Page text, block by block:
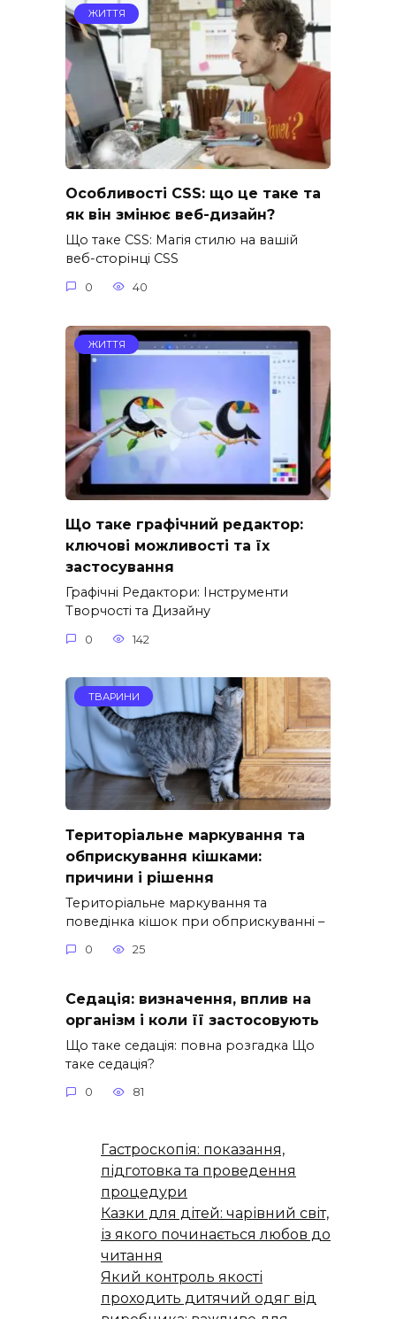
ЖИТТЯ
Особливості CSS: що це таке та
як він змінює веб-дизайн?
Що таке CSS: Магія стилю на вашій
веб-сторінці CSS
0 40
ЖИТТЯ
Що таке графічний редактор:
ключові можливості та їх
застосування
Графічні Редактори: Інструменти
Творчості та Дизайну
0 142
ТВАРИНИ
Територіальне маркування та
обприскування кішками:
причини і рішення
Територіальне маркування та
поведінка кішок при обприскуванні –
0 25
Седація: визначення, вплив на
організм і коли її застосовують
Що таке седація: повна розгадка Що
таке седація?
0 81
Гастроскопія: показання,
підготовка та проведення
процедури
Казки для дітей: чарівний світ,
із якого починається любов до
читання
Який контроль якості
проходить дитячий одяг від